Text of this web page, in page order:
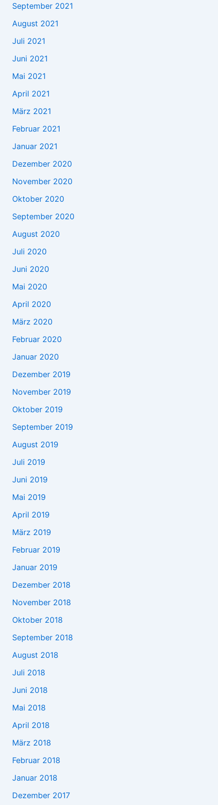
September 2021
August 2021
Juli 2021
Juni 2021
Mai 2021
April 2021
März 2021
Februar 2021
Januar 2021
Dezember 2020
November 2020
Oktober 2020
September 2020
August 2020
Juli 2020
Juni 2020
Mai 2020
April 2020
März 2020
Februar 2020
Januar 2020
Dezember 2019
November 2019
Oktober 2019
September 2019
August 2019
Juli 2019
Juni 2019
Mai 2019
April 2019
März 2019
Februar 2019
Januar 2019
Dezember 2018
November 2018
Oktober 2018
September 2018
August 2018
Juli 2018
Juni 2018
Mai 2018
April 2018
März 2018
Februar 2018
Januar 2018
Dezember 2017